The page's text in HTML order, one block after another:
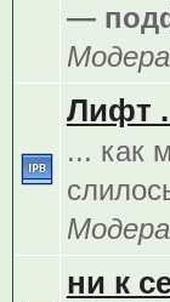
—
Лифт
... как
ни к